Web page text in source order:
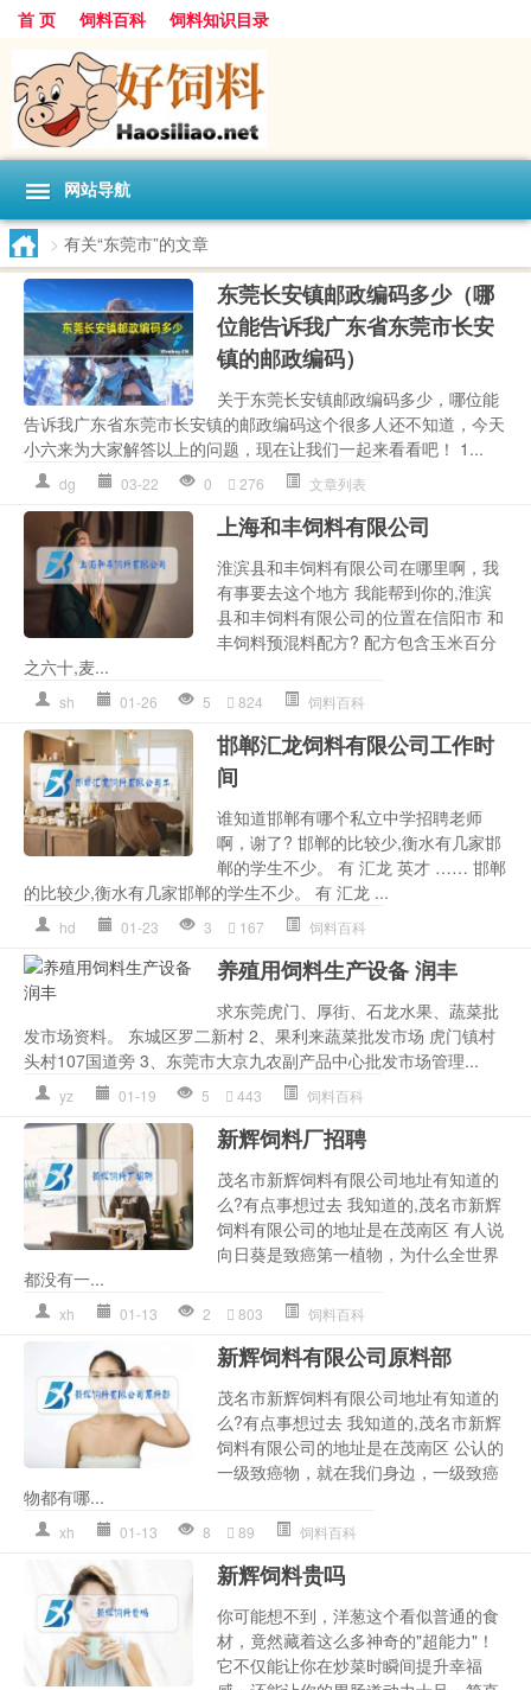
首 页 饲料百科 饲料知识目录
网站导航
> 有关“东莞市”的文章
东莞长安镇邮政编码多少（哪
位能告诉我广东省东莞市长安
镇的邮政编码）
关于东莞长安镇邮政编码多少，哪位能
告诉我广东省东莞市长安镇的邮政编码这个很多人还不知道，今天
小六来为大家解答以上的问题，现在让我们一起来看看吧！ 1...
dg 03-22 0 276 文章列表
上海和丰饲料有限公司
淮滨县和丰饲料有限公司在哪里啊，我
有事要去这个地方 我能帮到你的,淮滨
县和丰饲料有限公司的位置在信阳市 和
丰饲料预混料配方? 配方包含玉米百分
之六十,麦...
sh 01-26 5 824 饲料百科
邯郸汇龙饲料有限公司工作时
间
谁知道邯郸有哪个私立中学招聘老师
啊，谢了? 邯郸的比较少,衡水有几家邯
郸的学生不少。 有 汇龙 英才 …… 邯郸
的比较少,衡水有几家邯郸的学生不少。 有 汇龙 ...
hd 01-23 3 167 饲料百科
养殖用饲料生产设备 润丰
求东莞虎门、厚街、石龙水果、蔬菜批
发市场资料。 东城区罗二新村 2、果利来蔬菜批发市场 虎门镇村
头村107国道旁 3、东莞市大京九农副产品中心批发市场管理...
yz 01-19 5 443 饲料百科
新辉饲料厂招聘
茂名市新辉饲料有限公司地址有知道的
么?有点事想过去 我知道的,茂名市新辉
饲料有限公司的地址是在茂南区 有人说
向日葵是致癌第一植物，为什么全世界
都没有一...
xh 01-13 2 803 饲料百科
新辉饲料有限公司原料部
茂名市新辉饲料有限公司地址有知道的
么?有点事想过去 我知道的,茂名市新辉
饲料有限公司的地址是在茂南区 公认的
一级致癌物，就在我们身边，一级致癌
物都有哪...
xh 01-13 8 89 饲料百科
新辉饲料贵吗
你可能想不到，洋葱这个看似普通的食
材，竟然藏着这么多神奇的"超能力"！
它不仅能让你在炒菜时瞬间提升幸福